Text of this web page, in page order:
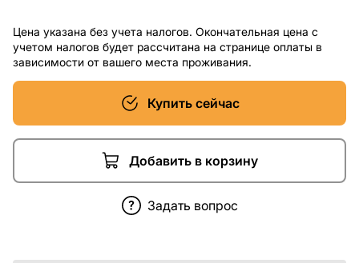
Цена указана без учета налогов. Окончательная цена с
учетом налогов будет рассчитана на странице оплаты в
зависимости от вашего места проживания.
Купить сейчас
Добавить в корзину
Задать вопрос